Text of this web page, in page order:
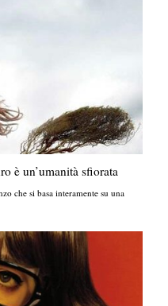
è un’umanità sfiorata
che si basa interamente su una